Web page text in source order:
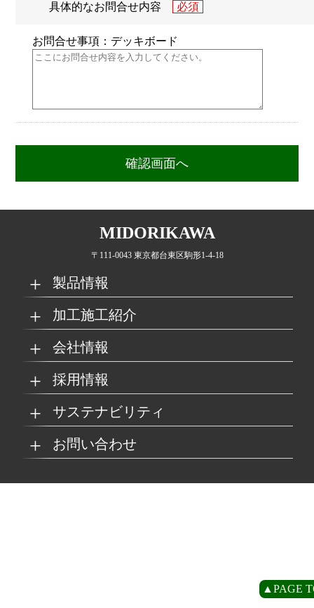
▲PAGE
具体的なお問合せ内容
お問合せ事項：デッキボード
MIDORIKAWA
〒111-0043 東京都台東区駒形1-4-18
製品情報
MKブランド製品 新商品紹介
取扱製品情報
SDSダウンロード
加工施工紹介
グループの総合力 乗り物
工場
環境 商業施設
会社情報
会社概要 経営理念
沿革
採用情報
マイナビ採用ページ
サステナビリティ
リサイクルへの取り組
SDGsへの取り組み
お問い合わせ